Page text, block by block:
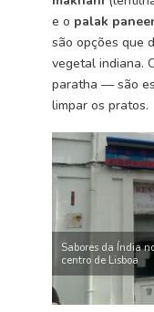
e o palak
são opções que
vegetal indiana.
paratha — são
limpar os pratos.
Sabores da Índia
centro de Lisboa